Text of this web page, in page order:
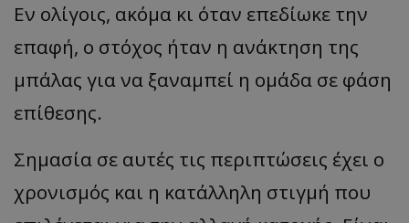
Εν ολίγοις, ακόμα κι όταν επεδίωκε την
επαφή, ο στόχος ήταν η ανάκτηση της
μπάλας για να ξαναμπεί η ομάδα σε φάση
επίθεσης.
Σημασία σε αυτές τις περιπτώσεις έχει ο
χρονισμός και η κατάλληλη στιγμή που